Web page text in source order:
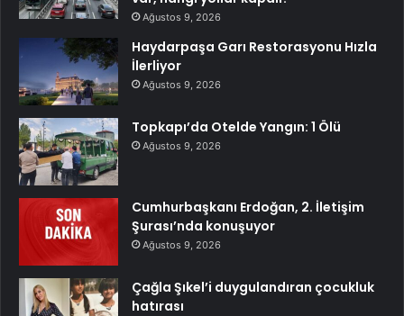
Ağustos 9, 2026
Haydarpaşa Garı Restorasyonu Hızla
İlerliyor
Ağustos 9, 2026
Topkapı’da Otelde Yangın: 1 Ölü
Ağustos 9, 2026
Cumhurbaşkanı Erdoğan, 2. İletişim
Şurası’nda konuşuyor
Ağustos 9, 2026
Çağla Şıkel’i duygulandıran çocukluk
hatırası